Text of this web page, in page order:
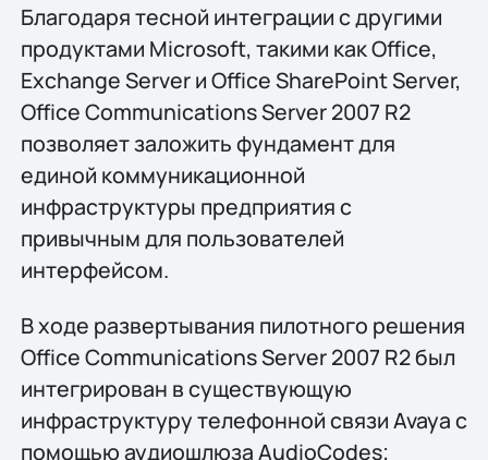
Благодаря тесной интеграции с другими
продуктами Microsoft, такими как Office,
Exchange Server и Office SharePoint Server,
Office Communications Server 2007 R2
позволяет заложить фундамент для
единой коммуникационной
инфраструктуры предприятия с
привычным для пользователей
интерфейсом.
В ходе развертывания пилотного решения
Office Communications Server 2007 R2 был
интегрирован в существующую
инфраструктуру телефонной связи Avaya с
помощью аудиошлюза AudioСodes;